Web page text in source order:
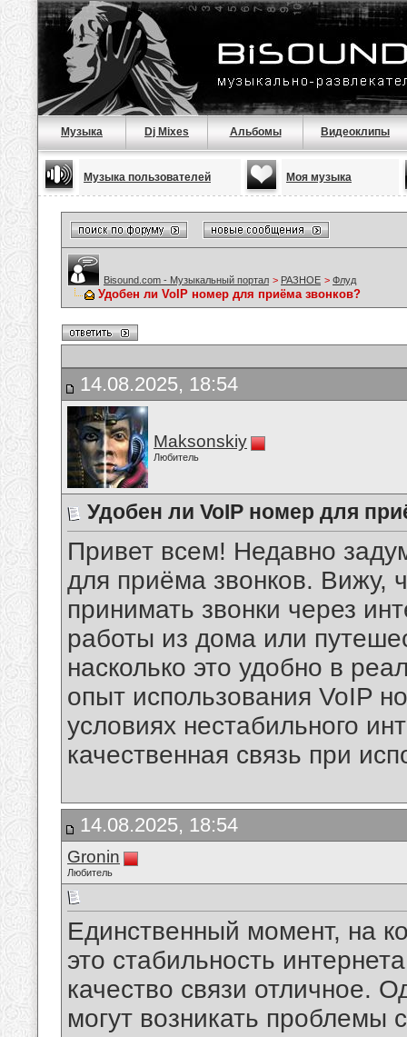
Музыка Dj Mixes Альбомы Видеоклипы
Музыка пользователей Моя музыка
Bisound.com - Музыкальный портал > РАЗНОЕ > Флуд
Удобен ли VoIP номер для приёма звонков?
14.08.2025, 18:54
Maksonskiy
Любитель
Удобен ли VoIP номер для
Привет всем! Недавно
для приёма звонков. Вижу,
принимать звонки через
работы из дома или
насколько это удобно в
опыт использования VoIP
условиях нестабильного
качественная связь при
14.08.2025, 18:54
Gronin
Любитель
Единственный момент, на
это стабильность
качество связи отличное.
могут возникать проблемы